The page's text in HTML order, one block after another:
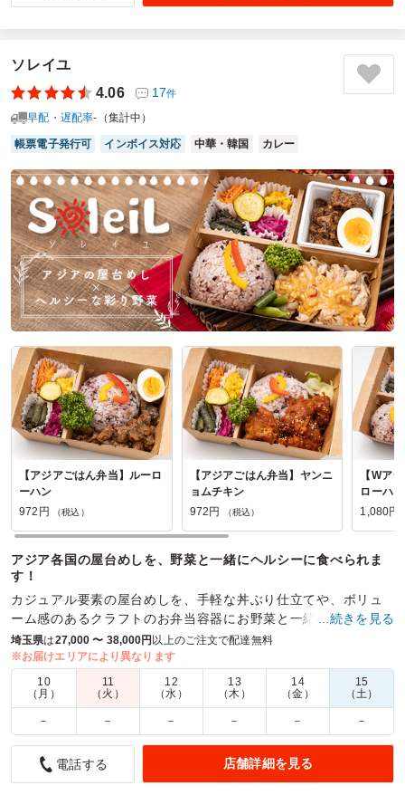
産休前に職場の皆さんで頼みました。
ボリューム満点 妊婦もそうでない人もお腹いっぱい好きな
お弁当で満足しました。
元気の出るお弁当…また頼みましょーって皆さん笑顔になり
ました。
ご利用シーン： 懇親会 ›送別会
参加者の年齢：
30代～40代男女比：
女性多め
埼玉県戸田市本町2025/02/02
わっぱ中華 円ちゃんの口コミをもっと見る
ソレイユ
4.06
17件
早配・遅配率-（集計中）
帳票電子発行可 インボイス対応 中華・韓国 カレー
【アジアごはん弁当】ルーロ
ーハン
972円
（税込）
【アジアごはん弁当】ヤンニ
ョムチキン
972円
（税込）
【Wア
ローハ
1,080円
アジア各国の屋台めしを、野菜と一緒にヘルシーに食べられま
す！
カジュアル要素の屋台めしを、手軽な丼ぶり仕立てや、ボリュ
ーム感のあるクラフトのお弁当容器にお野菜と一緒に盛り付け
ています。どんな用途でもご満足いただけるお弁当です。
商品数： 21 締切日時： 2日前10:00 価格帯： 800円～1,080円
配達時間：
5:30～23:45
テンション上がる彩り
4.0 肯定座
イベントスタッフ弁当として大量発注させていただきまし
…続きを見る
埼玉県は27,000 〜 38,000円 以上のご注文で配達無料
※お届けエリアにより異なります
10
（月）
11
（火）
12
（水）
13
（木）
14
（金）
15
（土）
－ － － － － －
電話する 店舗詳細を見る